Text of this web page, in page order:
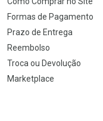
Formas de Pagamento
Prazo de Entrega
Reembolso
Troca ou Devolução
Marketplace